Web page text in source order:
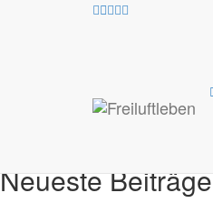
Test Suche /Test Suche
Neueste Beiträge